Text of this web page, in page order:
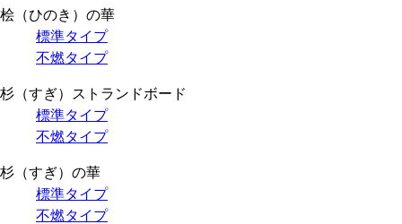
桧（ひのき）の華
標準タイプ
不燃タイプ
杉（すぎ）ストランドボード
標準タイプ
不燃タイプ
杉（すぎ）の華
標準タイプ
不燃タイプ